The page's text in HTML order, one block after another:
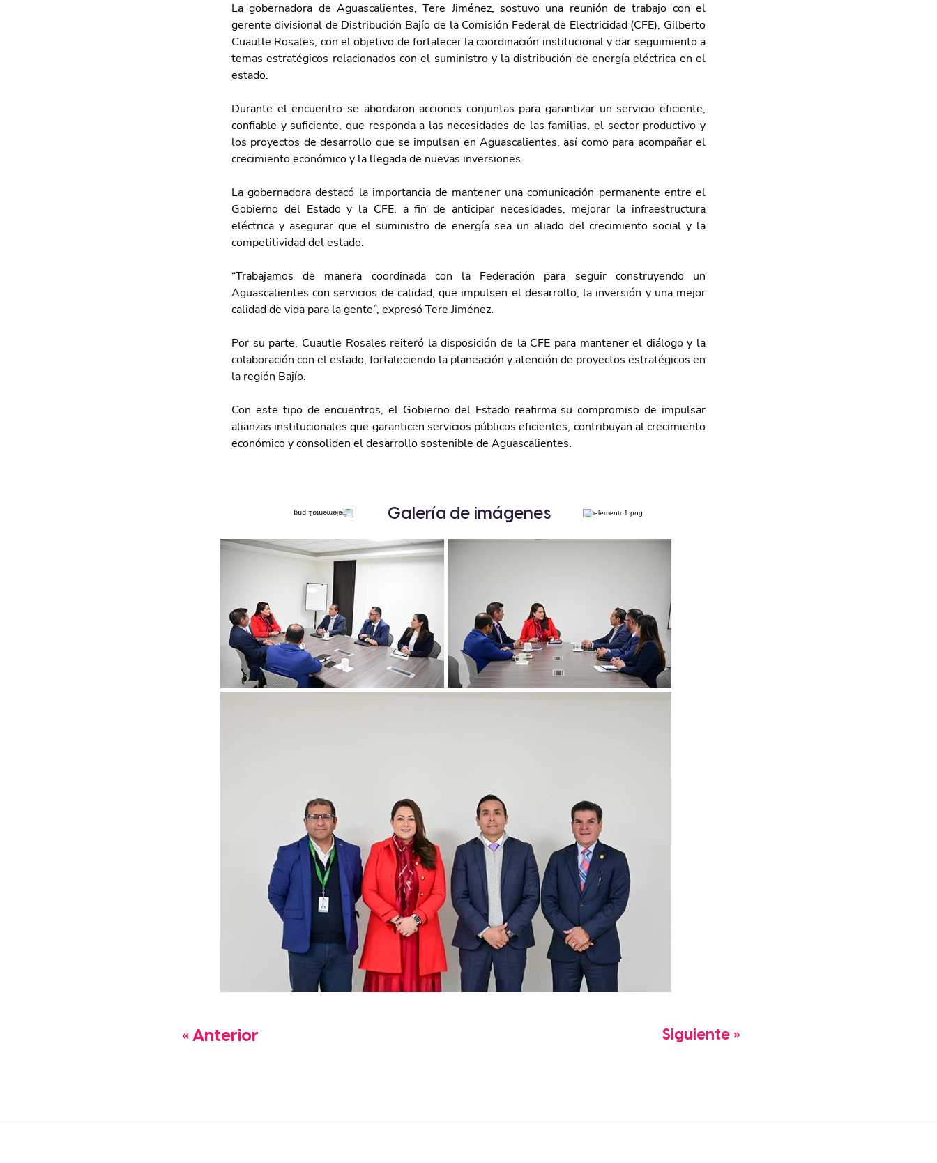
La gobernadora de Aguascalientes, Tere Jiménez, sostuvo una reunión de trabajo con el
gerente divisional de Distribución Bajío de la Comisión Federal de Electricidad (CFE), Gilberto
Cuautle Rosales, con el objetivo de fortalecer la coordinación institucional y dar seguimiento a
temas estratégicos relacionados con el suministro y la distribución de energía eléctrica en el
estado.
Durante el encuentro se abordaron acciones conjuntas para garantizar un servicio eficiente,
confiable y suficiente, que responda a las necesidades de las familias, el sector productivo y
los proyectos de desarrollo que se impulsan en Aguascalientes, así como para acompañar el
crecimiento económico y la llegada de nuevas inversiones.
La gobernadora destacó la importancia de mantener una comunicación permanente entre el
Gobierno del Estado y la CFE, a fin de anticipar necesidades, mejorar la infraestructura
eléctrica y asegurar que el suministro de energía sea un aliado del crecimiento social y la
competitividad del estado.
“Trabajamos de manera coordinada con la Federación para seguir construyendo un
Aguascalientes con servicios de calidad, que impulsen el desarrollo, la inversión y una mejor
calidad de vida para la gente”, expresó Tere Jiménez.
Por su parte, Cuautle Rosales reiteró la disposición de la CFE para mantener el diálogo y la
colaboración con el estado, fortaleciendo la planeación y atención de proyectos estratégicos en
la región Bajío.
Con este tipo de encuentros, el Gobierno del Estado reafirma su compromiso de impulsar
alianzas institucionales que garanticen servicios públicos eficientes, contribuyan al crecimiento
económico y consoliden el desarrollo sostenible de Aguascalientes.
Galería de imágenes
« Anterior Siguiente »